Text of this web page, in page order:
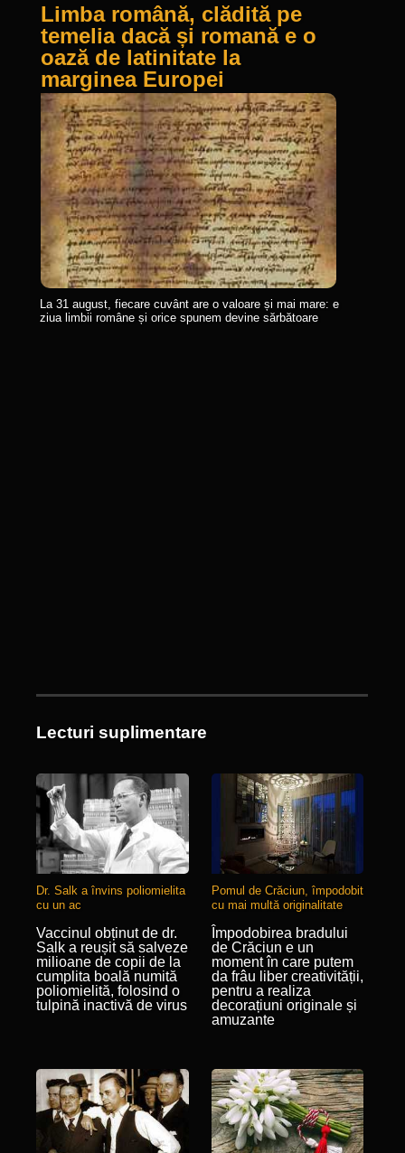
Limba română, clădită pe
temelia dacă și romană e o
oază de latinitate la
marginea Europei
La 31 august, fiecare cuvânt are o valoare și mai mare: e
ziua limbii române și orice spunem devine sărbătoare
Lecturi suplimentare
Dr. Salk a învins poliomielita
cu un ac
Vaccinul obținut de dr.
Salk a reușit să salveze
milioane de copii de la
cumplita boală numită
poliomielită, folosind o
tulpină inactivă de virus
Pomul de Crăciun, împodobit
cu mai multă originalitate
Împodobirea bradului
de Crăciun e un
moment în care putem
da frâu liber creativității,
pentru a realiza
decorațiuni originale și
amuzante